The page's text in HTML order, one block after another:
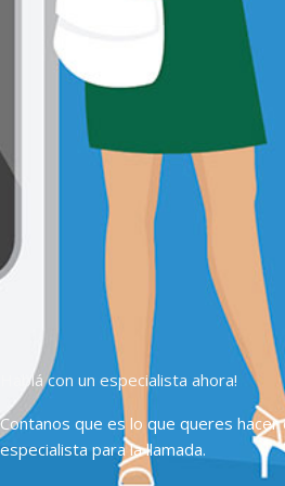
Hablá con un especialista ahora!
Contanos que es lo que queres
especialista para la llamada.